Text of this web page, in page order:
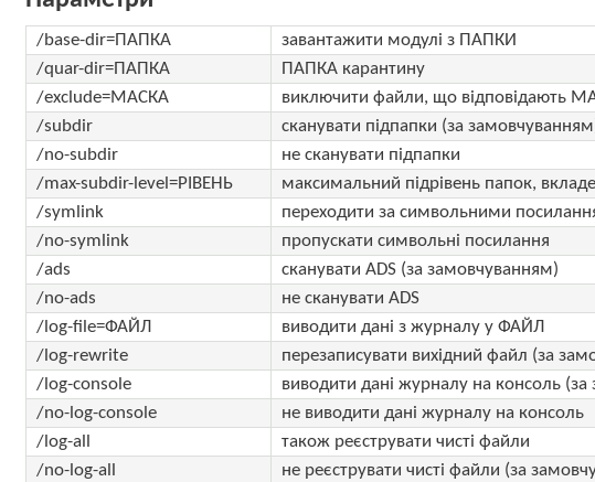
/base-dir=ПАПКА
завантажити модулі з ПАПКИ
/quar-dir=ПАПКА
ПАПКА карантину
/exclude=МАСКА
виключити файли, що відповідають
/subdir
сканувати підпапки (за
/no-subdir
не сканувати підпапки
/max-subdir-level=РІВЕНЬ
максимальний підрівень папок,
/symlink
переходити за символьними
/no-symlink
пропускати символьні посилання
/ads
сканувати ADS (за замовчуванням)
/no-ads
не сканувати ADS
/log-file=ФАЙЛ
виводити дані з журналу у ФАЙЛ
/log-rewrite
перезаписувати вихідний файл (за
/log-console
виводити дані журналу на консоль
/no-log-console
не виводити дані журналу на консоль
/log-all
також реєструвати чисті файли
/no-log-all
не реєструвати чисті файли (за